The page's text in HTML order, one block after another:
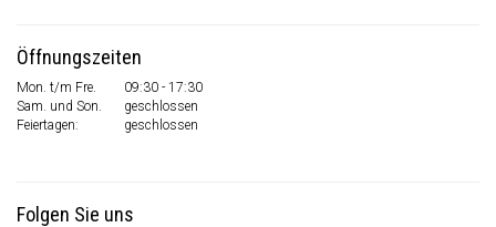
Öffnungszeiten
Mon. t/m Fre.
09:30 - 17:30
Sam. und Son.
geschlossen
Feiertagen:
geschlossen
Folgen Sie uns